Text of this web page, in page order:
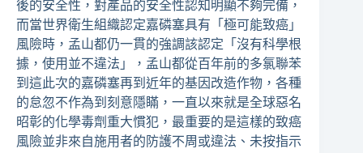
後的安全性，對產品的安全性認知明顯不夠完備，
而當世界衛生組織認定嘉磷塞具有「極可能致癌」
風險時，孟山都仍一貫的強調該認定「沒有科學根
據，使用並不違法」，孟山都從百年前的多氯聯苯
到這此次的嘉磷塞再到近年的基因改造作物，各種
的怠忽不作為到刻意隱瞞，一直以來就是全球惡名
昭彰的化學毒劑重大慣犯，最重要的是這樣的致癌
風險並非來自施用者的防護不周或違法、未按指示